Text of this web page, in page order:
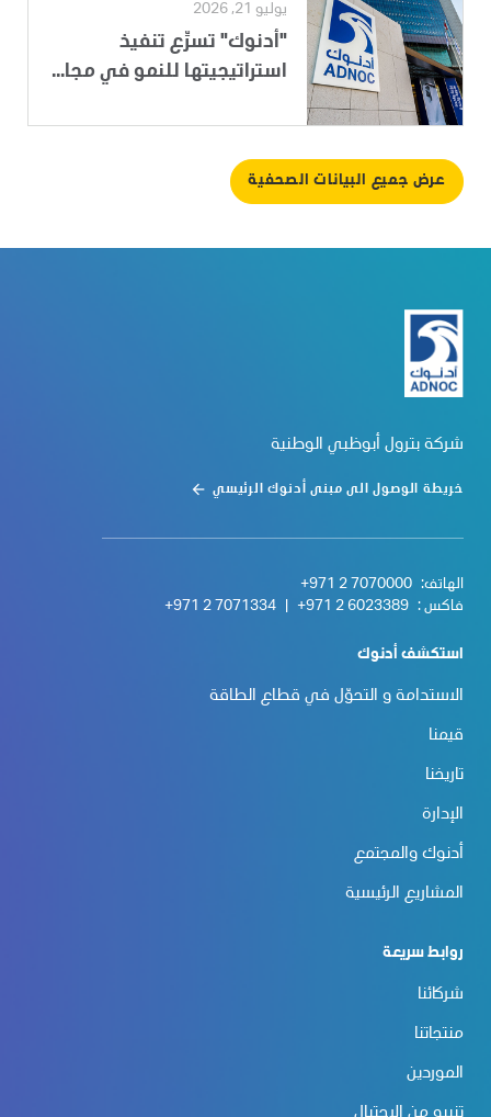
يوليو 21, 2026
"أدنوك" تسرِّع تنفيذ
استراتيجيتها للنمو في مجا...
عرض جميع البيانات الصحفية
شركة بترول أبوظبي الوطنية
خريطة الوصول الى مبنى أدنوك الرئيسي
الهاتف: +971 2 7070000
فاكس : +971 2 6023389
+971 2 7071334
استكشف أدنوك
الاستدامة و التحوّل في قطاع الطاقة
قيمنا
تاريخنا
الإدارة
أدنوك والمجتمع
المشاريع الرئيسية
روابط سريعة
شركائنا
منتجاتنا
الموردين
تنبيه من الاحتيال